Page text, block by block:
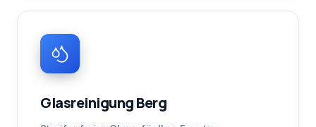
Glasreinigung Berg